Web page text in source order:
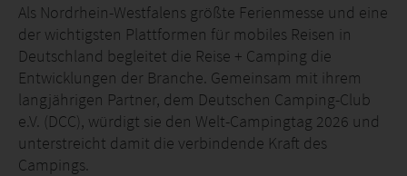
Als Nordrhein-Westfalens größte Ferienmesse und eine
der wichtigsten Plattformen für mobiles Reisen in
Deutschland begleitet die Reise + Camping die
Entwicklungen der Branche. Gemeinsam mit ihrem
langjährigen Partner, dem Deutschen Camping-Club
e.V. (DCC), würdigt sie den Welt-Campingtag 2026 und
unterstreicht damit die verbindende Kraft des
Campings.